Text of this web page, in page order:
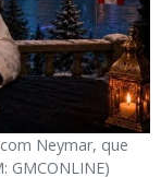
Neymar, que
GMCONLINE)